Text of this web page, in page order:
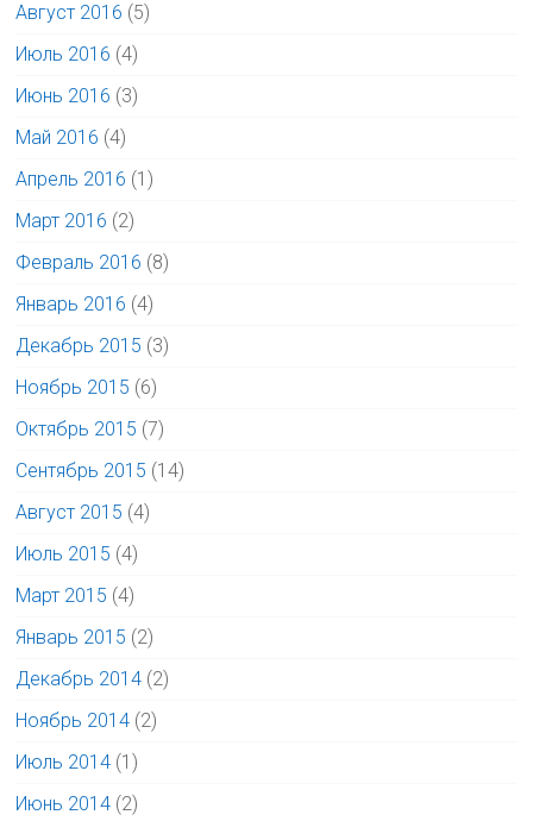
Август 2016 (5)
Июль 2016 (4)
Июнь 2016 (3)
Май 2016 (4)
Апрель 2016 (1)
Март 2016 (2)
Февраль 2016 (8)
Январь 2016 (4)
Декабрь 2015 (3)
Ноябрь 2015 (6)
Октябрь 2015 (7)
Сентябрь 2015 (14)
Август 2015 (4)
Июль 2015 (4)
Март 2015 (4)
Январь 2015 (2)
Декабрь 2014 (2)
Ноябрь 2014 (2)
Июль 2014 (1)
Июнь 2014 (2)